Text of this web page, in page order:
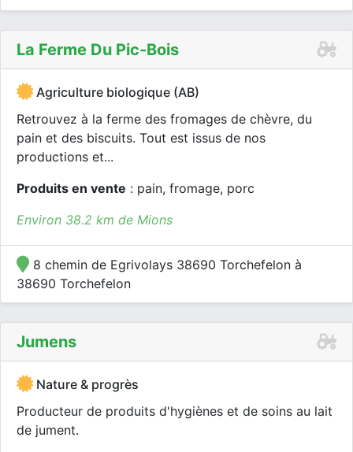
La Ferme Du Pic-Bois
Agriculture biologique (AB)
Retrouvez à la ferme des fromages de chèvre, du
pain et des biscuits. Tout est issus de nos
productions et...
Produits en vente : pain, fromage, porc
Environ 38.2 km de Mions
8 chemin de Egrivolays 38690 Torchefelon à
38690 Torchefelon
Jumens
Nature & progrès
Producteur de produits d'hygiènes et de soins au lait
de jument.